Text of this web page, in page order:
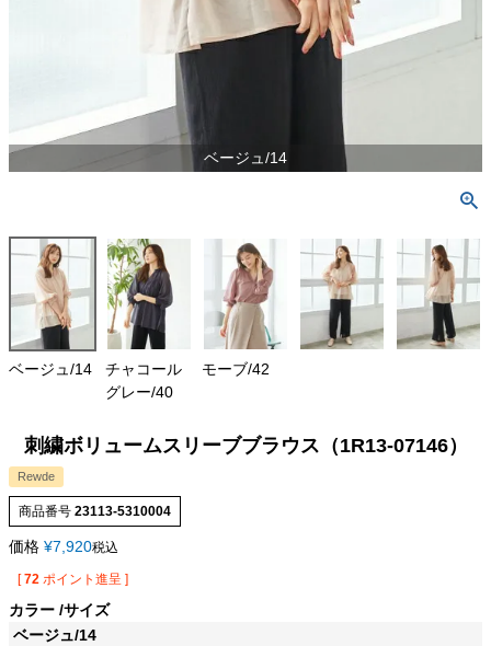
ベージュ/14
ベージュ/14
チャコール
グレー/40
モーブ/42
刺繍ボリュームスリーブブラウス（1R13-07146）
Rewde
商品番号 23113-5310004
価格 ¥7,920税込
[ 72 ポイント進呈 ]
カラー サイズ
ベージュ/14